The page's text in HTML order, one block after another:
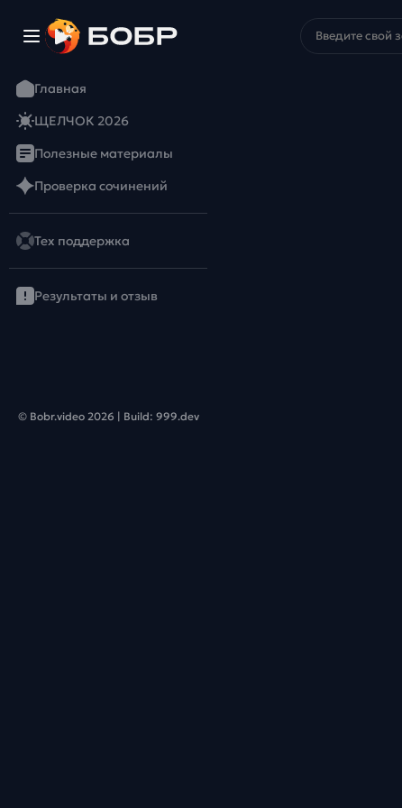
Главная
ЩЕЛЧОК 2026
Полезные материалы
Проверка сочинений
Тех поддержка
Результаты и отзыв
© Bobr.video 2026 | Build: 999.dev